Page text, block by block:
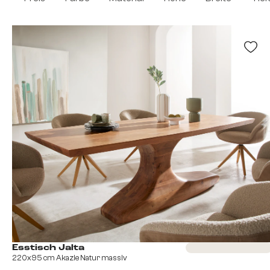
Esstisch Jalta
220x95 cm Akazie Natur massiv